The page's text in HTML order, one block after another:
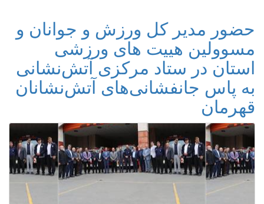
حضور مدیر کل ورزش و جوانان و
مسوولین هییت های ورزشی
استان در ستاد مرکزی آتش‌نشانی
به پاس جانفشانی‌های آتش‌نشانان
قهرمان